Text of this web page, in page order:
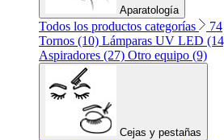
Aparatología
Todos los productos categorías
74
Tornos (10) Lámparas UV LED
Aspiradores (27) Otro equipo (9)
Cejas y pestañas